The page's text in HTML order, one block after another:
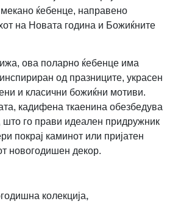
ќебенце, направено
на Новата година и Божиќните
ова поларно ќебенце има
од празниците, украсен
и класични божиќни мотиви.
кадифена ткаенина обезбедува
што го прави идеален придружник
покрај каминот или пријатен
новогодишен декор.
колекција,